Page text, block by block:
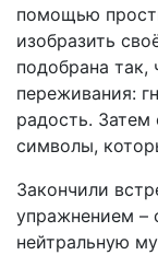
помощью
изобразить
подобрана так,
переживания:
радость.
символы,
Закончили
упражнением –
нейтральную